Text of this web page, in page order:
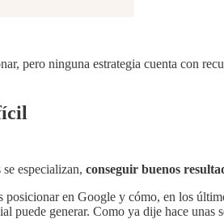
pero ninguna estrategia cuenta con
especializan, conseguir buenos
en Google y cómo, en los
puede generar. Como ya dije hace unas